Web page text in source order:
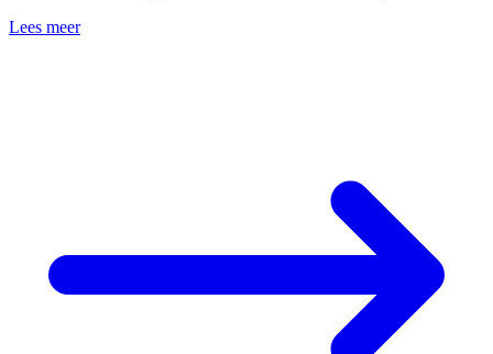
Lees meer